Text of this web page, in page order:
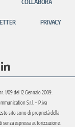
COLLABORA
PRIVACY
1/09 del 12 Gennaio 2009.
S.r.l. – P.iva
sito sono di proprietà della
espressa autorizzazione.